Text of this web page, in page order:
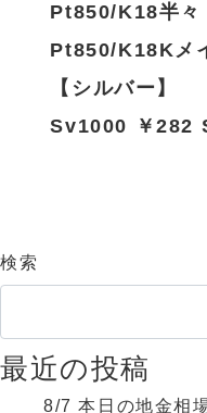
Pt850/K18半々
Pt850/K18Kメ
【シルバー】
Sv1000 ￥282
検索
最近の投稿
8/7 本日の地金相